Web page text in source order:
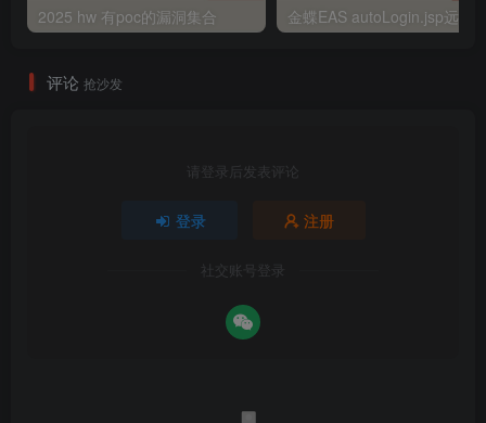
2025 hw 有poc的漏洞集合
评论 抢沙发
请登录后发表评论
登录 注册
社交账号登录